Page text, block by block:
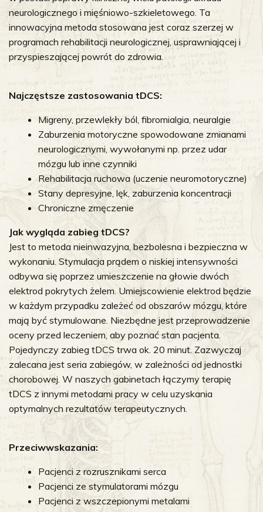
neurologicznego i mięśniowo-szkieletowego. Ta
innowacyjna metoda stosowana jest coraz szerzej w
programach rehabilitacji neurologicznej, usprawniającej i
przyspieszającej powrót do zdrowia.
Najczęstsze zastosowania tDCS:
Migreny, przewlekły ból, fibromialgia, neuralgie
Zaburzenia motoryczne spowodowane zmianami
neurologicznymi, wywołanymi np. przez udar
mózgu lub inne czynniki
Rehabilitacja ruchowa (uczenie neuromotoryczne)
Stany depresyjne, lęk, zaburzenia koncentracji
Chroniczne zmęczenie
Jak wygląda zabieg tDCS?
Jest to metoda nieinwazyjna, bezbolesna i bezpieczna w
wykonaniu. Stymulacja prądem o niskiej intensywności
odbywa się poprzez umieszczenie na głowie dwóch
elektrod pokrytych żelem. Umiejscowienie elektrod będzie
w każdym przypadku zależeć od obszarów mózgu, które
mają być stymulowane. Niezbędne jest przeprowadzenie
oceny przed leczeniem, aby poznać stan pacjenta.
Pojedynczy zabieg tDCS trwa ok. 20 minut. Zazwyczaj
zalecana jest seria zabiegów, w zależności od jednostki
chorobowej. W naszych gabinetach łączymy terapię
tDCS z innymi metodami pracy w celu uzyskania
optymalnych rezultatów terapeutycznych.
Przeciwwskazania:
Pacjenci z rozrusznikami serca
Pacjenci ze stymulatorami mózgu
Pacjenci z wszczepionymi metalami